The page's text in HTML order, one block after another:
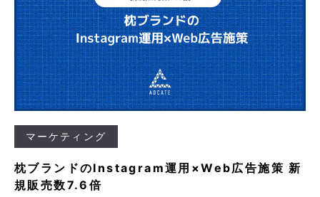
マーケティング
枕ブランドのInstagram運用×Web広告施策 新
規販売数7.6倍